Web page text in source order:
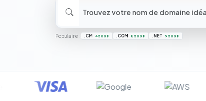
Populaire : .CM 4 500 F .COM 8 500 F .NET 9 500 F